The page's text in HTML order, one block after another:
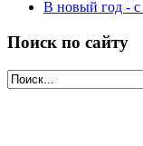
В новый год -
Поиск по сайту